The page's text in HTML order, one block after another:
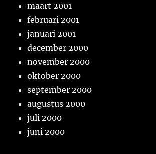
maart 2001
februari 2001
januari 2001
december 2000
november 2000
oktober 2000
september 2000
augustus 2000
juli 2000
juni 2000